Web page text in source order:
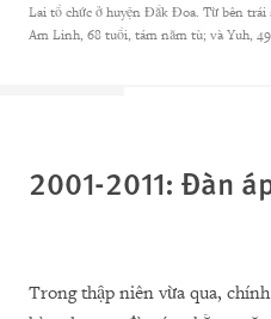
Lai tổ chức ở huyện Đắk Đoa. Từ bên
Am Linh, 68 tuổi, tám năm tù; và Yuh,
2001-2011: Đàn
Trong thập niên vừa qua,